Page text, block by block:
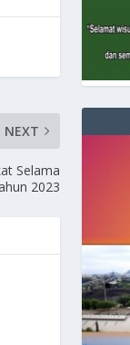
NEXT
Selama
2023